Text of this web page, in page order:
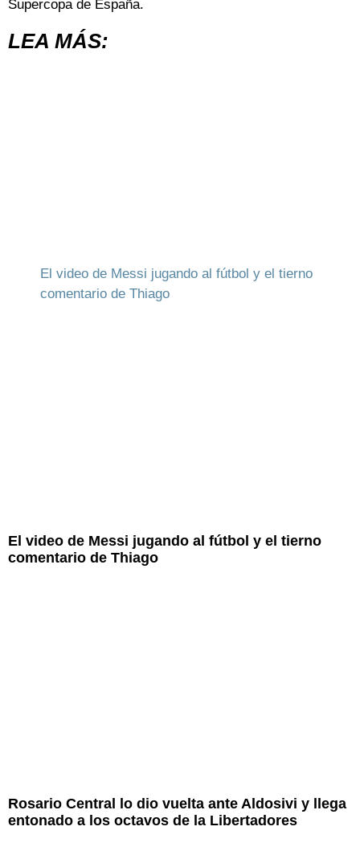
Supercopa de España.
LEA MÁS:
El video de Messi jugando al fútbol y el tierno
comentario de Thiago
El video de Messi jugando al fútbol y el tierno
comentario de Thiago
Rosario Central lo dio vuelta ante Aldosivi y llega
entonado a los octavos de la Libertadores